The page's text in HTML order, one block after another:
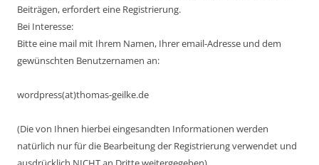
Beiträgen, erfordert eine Registrierung.
Bei Interesse:
Bitte eine mail mit Ihrem Namen, Ihrer email-Adresse und dem
gewünschten Benutzernamen an:
wordpress(at)thomas-geilke.de
(Die von Ihnen hierbei eingesandten Informationen werden
natürlich nur für die Bearbeitung der Registrierung verwendet und